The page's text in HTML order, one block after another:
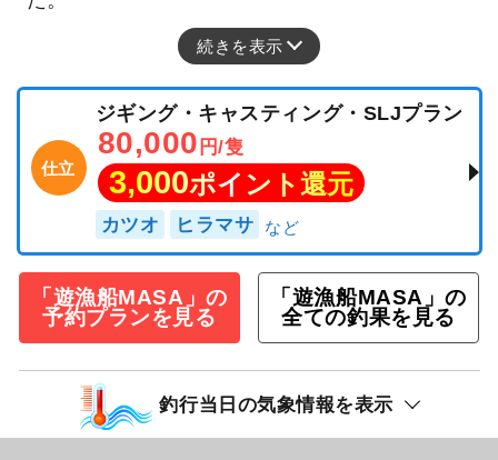
続きを表示
仕立
ジギング・キャスティング・SLJプラン
80,000 円/隻
3,000ポイント還元
カツオ ヒラマサ
「遊漁船MASA」の
予約プランを見る
「遊漁船MASA」の
全ての釣果を見る
釣行当日の気象情報を表示